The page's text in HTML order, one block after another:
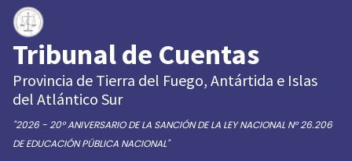
Tribunal de Cuentas
Provincia de Tierra del Fuego, Antártida e Islas
del Atlántico Sur
"2026 - 20° ANIVERSARIO DE LA SANCIÓN DE LA LEY NACIONAL N° 26.206
DE EDUCACIÓN PÚBLICA NACIONAL"